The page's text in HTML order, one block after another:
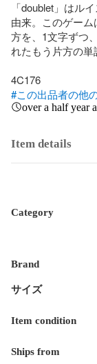
「doublet」はル
由来。このゲー
方を、1文字ずつ
れたもう片方の単
#この出品者の他
over a half year
Item details
Category
Brand
サイズ
Item condition
Ships from